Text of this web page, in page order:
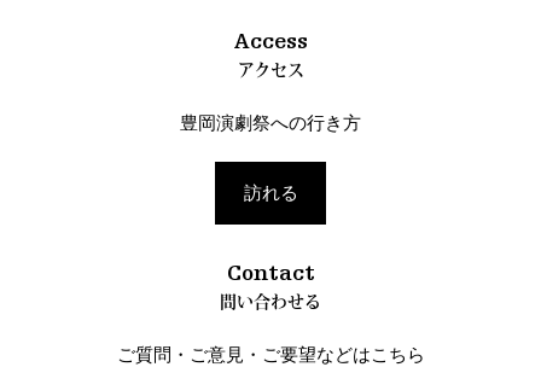
Access
アクセス
豊岡演劇祭への行き方
訪れる
Contact
問い合わせる
ご質問・ご意見・ご要望などはこちら